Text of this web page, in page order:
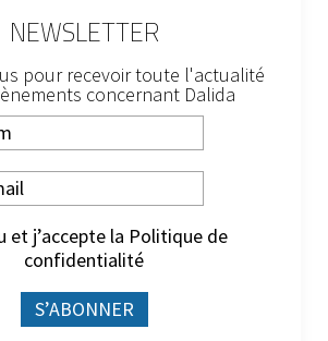
NEWSLETTER
pour recevoir toute l'actualité
concernant Dalida
et j’accepte la Politique de
confidentialité